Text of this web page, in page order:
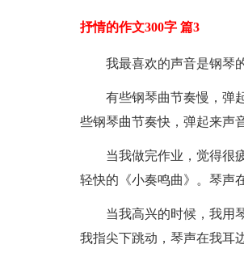
抒情的作文300字 篇3
我最喜欢的声音是钢琴
有些钢琴曲节奏慢，弹
些钢琴曲节奏快，弹起来声
当我做完作业，觉得很
轻快的《小奏鸣曲》。琴声
当我高兴的时候，我用
我指尖下跳动，琴声在我耳